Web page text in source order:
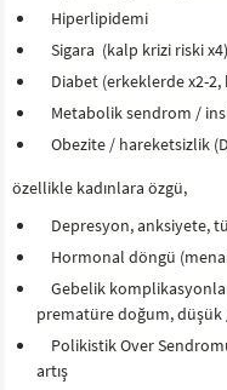
Hiperlipidemi
Sigara (kalp krizi riski x4)
Diabet (erkeklerde x2-2,
Metabolik sendrom /
Obezite / hareketsizlik
özellikle kadınlara özgü,
Depresyon, anksiyete,
Hormonal döngü
Gebelik
prematüre doğum,
Polikistik Over
artış